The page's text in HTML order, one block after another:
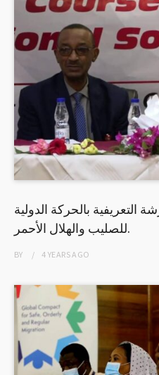
بالحركة الدولية
للصليب والهلال الأحمر.
BY 4 YEARSAGO